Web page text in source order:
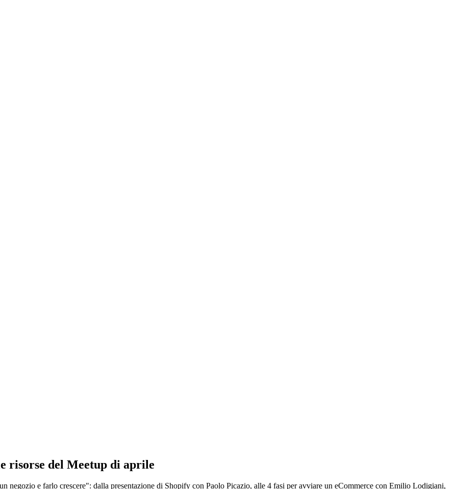
risorse del Meetup di aprile
e farlo crescere": dalla presentazione di Shopify con Paolo Picazio, alle 4 fasi per avviare un eCommerce con Emilio Lodigiani,